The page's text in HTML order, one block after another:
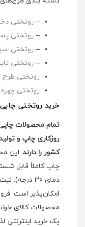
– روتختی
– روتختی
– روتختی
– روتختی
روتختی طرح
روتختی چهره
خرید روتختی چاپی
روزکاری چاپ و
کشور را دارند
چاپ کاملاً قابل
دمای 30
امکان‌پذیر است.
محصولات کالای
یک خرید اینترنتی